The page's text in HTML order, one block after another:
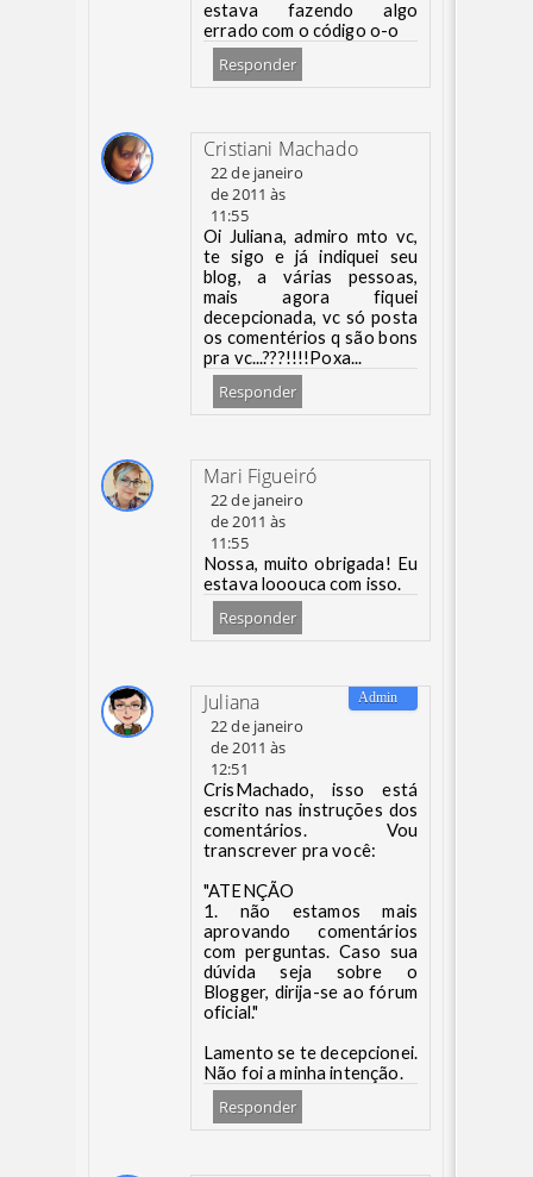
estava fazendo algo
errado com o código o-o
Responder
Cristiani Machado
22 de janeiro
de 2011 às
11:55
Oi Juliana, admiro mto vc,
te sigo e já indiquei seu
blog, a várias pessoas,
mais agora fiquei
decepcionada, vc só posta
os comentérios q são bons
pra vc...???!!!!Poxa...
Responder
Mari Figueiró
22 de janeiro
de 2011 às
11:55
Nossa, muito obrigada! Eu
estava looouca com isso.
Responder
Juliana
22 de janeiro
de 2011 às
12:51
CrisMachado, isso está
escrito nas instruções dos
comentários. Vou
transcrever pra você:
"ATENÇÃO
1. não estamos mais
aprovando comentários
com perguntas. Caso sua
dúvida seja sobre o
Blogger, dirija-se ao fórum
oficial."
Lamento se te decepcionei.
Não foi a minha intenção.
Responder